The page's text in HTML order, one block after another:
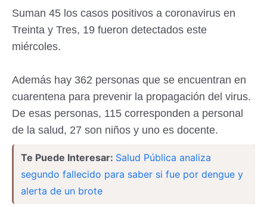
Suman 45 los casos positivos a coronavirus en
Treinta y Tres, 19 fueron detectados este
miércoles.
Además hay 362 personas que se encuentran en
cuarentena para prevenir la propagación del virus.
De esas personas, 115 corresponden a personal
de la salud, 27 son niños y uno es docente.
Te Puede Interesar: Salud Pública analiza
segundo fallecido para saber si fue por dengue y
alerta de un brote